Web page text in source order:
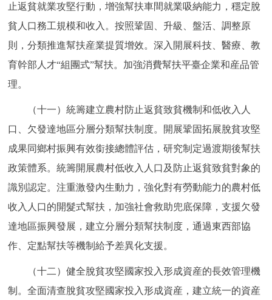
止返貧就業攻堅行動，增強幫扶車間就業吸納能力，穩定脫
貧人口務工規模和收入。按照鞏固、升級、盤活、調整原
則，分類推進幫扶産業提質增效。深入開展科技、醫療、教
育幹部人才“組團式”幫扶。加強消費幫扶平臺企業和産品管
理。
（十一）統籌建立農村防止返貧致貧機制和低收入人
口、欠發達地區分層分類幫扶制度。開展鞏固拓展脫貧攻堅
成果同鄉村振興有效銜接總體評估，研究制定過渡期後幫扶
政策體系。統籌開展農村低收入人口及防止返貧致貧對象的
識別認定。注重激發內生動力，強化對有勞動能力的農村低
收入人口的開髮式幫扶，加強社會救助兜底保障，支援欠發
達地區振興發展，建立分層分類幫扶制度，通過東西部協
作、定點幫扶等機制給予差異化支援。
（十二）健全脫貧攻堅國家投入形成資産的長效管理機
制。全面清查脫貧攻堅國家投入形成資産，建立統一的資産